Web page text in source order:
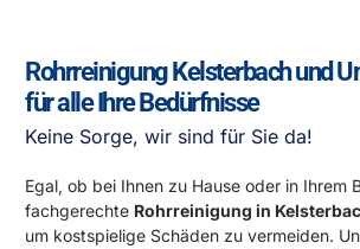
Rohrreinigung Kelsterbach und
für alle Ihre Bedürfnisse
Keine Sorge, wir sind für Sie da!
Egal, ob bei Ihnen zu Hause oder in Ihrem
fachgerechte Rohrreinigung in
um kostspielige Schäden zu vermeiden.